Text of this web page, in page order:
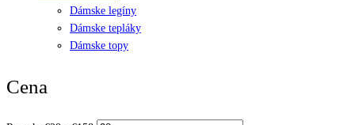
Dámske legíny
Dámske tepláky
Dámske topy
Cena